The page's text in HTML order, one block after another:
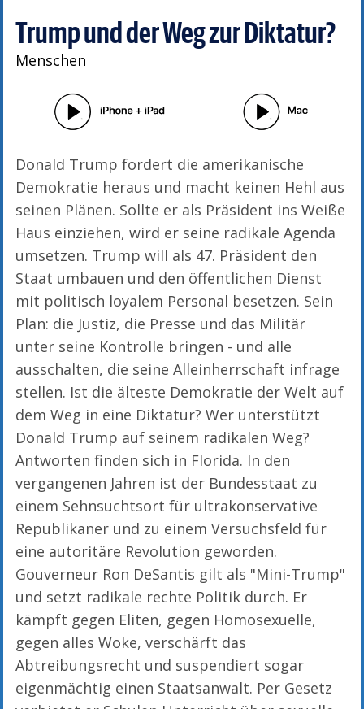
Trump und der Weg zur Diktatur?
Menschen
Donald Trump fordert die amerikanische
Demokratie heraus und macht keinen Hehl aus
seinen Plänen. Sollte er als Präsident ins Weiße
Haus einziehen, wird er seine radikale Agenda
umsetzen. Trump will als 47. Präsident den
Staat umbauen und den öffentlichen Dienst
mit politisch loyalem Personal besetzen. Sein
Plan: die Justiz, die Presse und das Militär
unter seine Kontrolle bringen - und alle
ausschalten, die seine Alleinherrschaft infrage
stellen. Ist die älteste Demokratie der Welt auf
dem Weg in eine Diktatur? Wer unterstützt
Donald Trump auf seinem radikalen Weg?
Antworten finden sich in Florida. In den
vergangenen Jahren ist der Bundesstaat zu
einem Sehnsuchtsort für ultrakonservative
Republikaner und zu einem Versuchsfeld für
eine autoritäre Revolution geworden.
Gouverneur Ron DeSantis gilt als "Mini-Trump"
und setzt radikale rechte Politik durch. Er
kämpft gegen Eliten, gegen Homosexuelle,
gegen alles Woke, verschärft das
Abtreibungsrecht und suspendiert sogar
eigenmächtig einen Staatsanwalt. Per Gesetz